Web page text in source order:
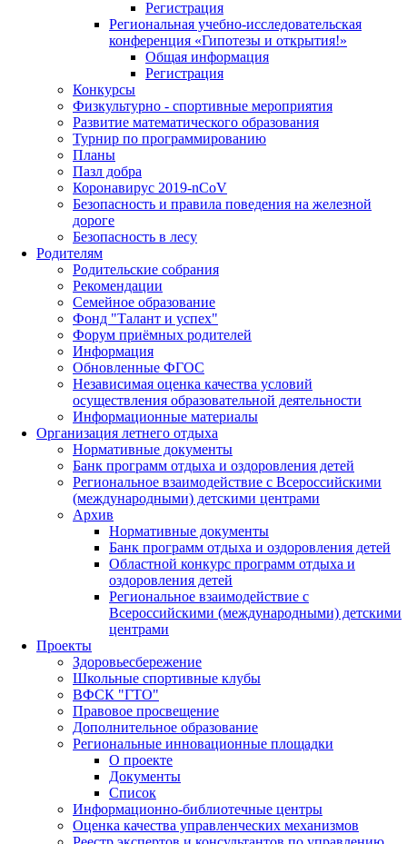
Регистрация
Региональная учебно-исследовательская
конференция «Гипотезы и открытия!»
Общая информация
Регистрация
Конкурсы
Физкультурно - спортивные мероприятия
Развитие математического образования
Турнир по программированию
Планы
Пазл добра
Коронавирус 2019-nCoV
Безопасность и правила поведения на железной
дороге
Безопасность в лесу
Родителям
Родительские собрания
Рекомендации
Семейное образование
Фонд "Талант и успех"
Форум приёмных родителей
Информация
Обновленные ФГОС
Независимая оценка качества условий
осуществления образовательной деятельности
Информационные материалы
Организация летнего отдыха
Нормативные документы
Банк программ отдыха и оздоровления детей
Региональное взаимодействие с Всероссийскими
(международными) детскими центрами
Архив
Нормативные документы
Банк программ отдыха и оздоровления детей
Областной конкурс программ отдыха и
оздоровления детей
Региональное взаимодействие с
Всероссийскими (международными) детскими
центрами
Проекты
Здоровьесбережение
Школьные спортивные клубы
ВФСК "ГТО"
Правовое просвещение
Дополнительное образование
Региональные инновационные площадки
О проекте
Документы
Список
Информационно-библиотечные центры
Оценка качества управленческих механизмов